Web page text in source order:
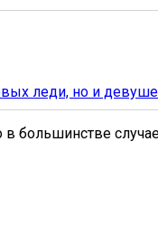
леди, но и